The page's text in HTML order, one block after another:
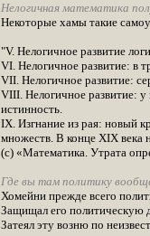
Нелогичная математика
Некоторые хамы такие
"V. Нелогичное развитие
VI. Нелогичное развитие: в
VII. Нелогичное развитие:
VIII. Нелогичное развитие:
истинность.
IX. Изгнание из рая: новый
множеств. В конце XIX века
(с) «Математика. Утрата
Где вы там политику
Хомейни прежде всего
Защищал его политическую
Затеял эту возню по